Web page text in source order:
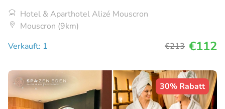
Hotel & Aparthotel Alizé Mouscron
Mouscron (9km)
Verkauft: 1
€213 €112
30% Rabatt